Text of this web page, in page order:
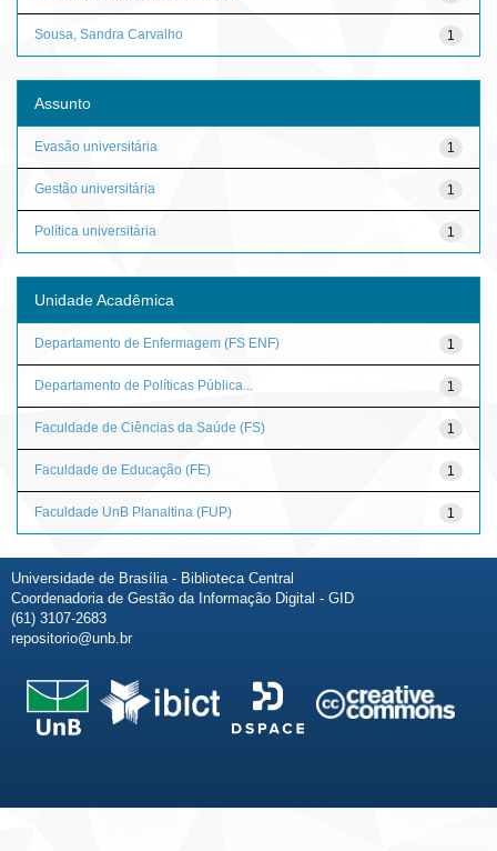
1
Sousa, Sandra Carvalho
Assunto
1
Evasão universitária
1
Gestão universitária
1
Política universitária
Unidade Acadêmica
1
Departamento de Enfermagem (FS ENF)
1
Departamento de Políticas Pública...
1
Faculdade de Ciências da Saúde (FS)
1
Faculdade de Educação (FE)
1
Faculdade UnB Planaltina (FUP)
Universidade de Brasília - Biblioteca Central
Coordenadoria de Gestão da Informação Digital - GID
(61) 3107-2683
repositorio@unb.br